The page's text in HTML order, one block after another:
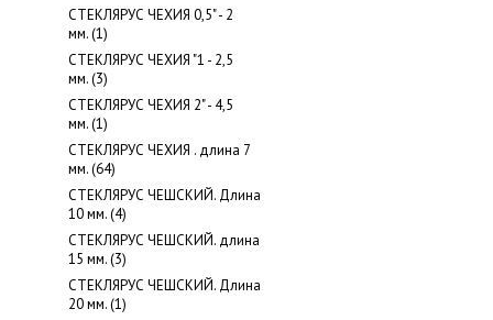
СТЕКЛЯРУС ЧЕХИЯ 0,5" - 2
мм. (1)
СТЕКЛЯРУС ЧЕХИЯ "1 - 2,5
мм. (3)
СТЕКЛЯРУС ЧЕХИЯ 2" - 4,5
мм. (1)
СТЕКЛЯРУС ЧЕХИЯ . длина 7
мм. (64)
СТЕКЛЯРУС ЧЕШСКИЙ. Длина
10 мм. (4)
СТЕКЛЯРУС ЧЕШСКИЙ. длина
15 мм. (3)
СТЕКЛЯРУС ЧЕШСКИЙ. Длина
20 мм. (1)